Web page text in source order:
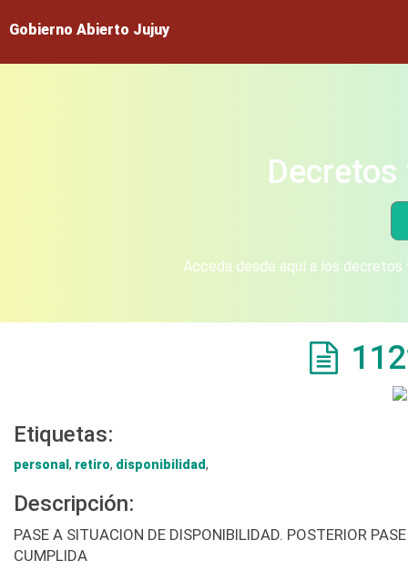
Gobierno Abierto Jujuy
Acceda desde aquí a los
Etiquetas:
personal , retiro, disponibilidad,
Descripción:
PASE A SITUACION DE DISPONIBILIDAD. POSTERIOR
CUMPLIDA